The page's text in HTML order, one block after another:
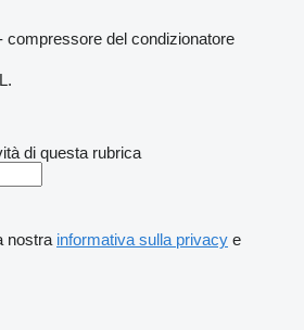
compressore del condizionatore
di questa rubrica
nostra informativa sulla privacy e